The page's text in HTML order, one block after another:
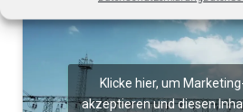
Klicke hier, um
akzeptieren und diesen